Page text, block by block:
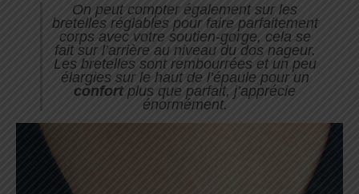
On peut compter également sur les
bretelles réglables pour faire parfaitement
corps avec votre soutien-gorge, cela se
fait sur l’arrière au niveau du dos nageur.
Les bretelles sont rembourrées et un peu
élargies sur le haut de l’épaule pour un
confortplus que parfait, j’apprécie
énormément.